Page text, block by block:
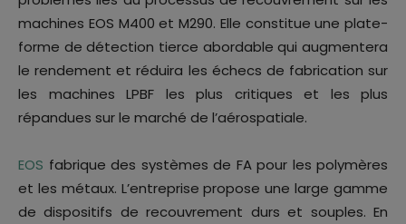
machines EOS M400 et M290. Elle constitue une plate-
forme de détection tierce abordable qui augmentera
le rendement et réduira les échecs de fabrication sur
les machines LPBF les plus critiques et les plus
répandues sur le marché de l’aérospatiale.
EOS fabrique des systèmes de FA pour les polymères
et les métaux. L’entreprise propose une large gamme
de dispositifs de recouvrement durs et souples. En